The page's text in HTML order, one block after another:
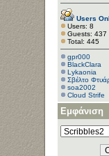
Users
Users: 8
Guests: 437
Total: 445
gpr000
BlackClara
Lykaonia
Σβέλτο
soa2002
Cloud Strife
Εμφάνιση